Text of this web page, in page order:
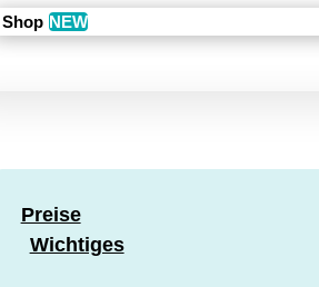
Shop NEW
Wichtiges
Preise